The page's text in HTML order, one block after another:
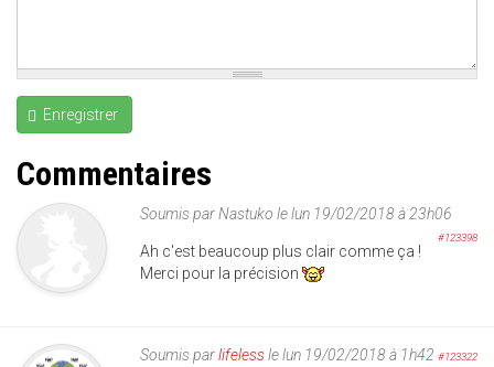
Enregistrer
Commentaires
Soumis parNastuko le lun 19/02/2018 à 23h06
#123398
Ah c'est beaucoup plus clair comme ça !
Merci pour la précision
Soumis parlifelessle lun 19/02/2018 à 1h42 #123322